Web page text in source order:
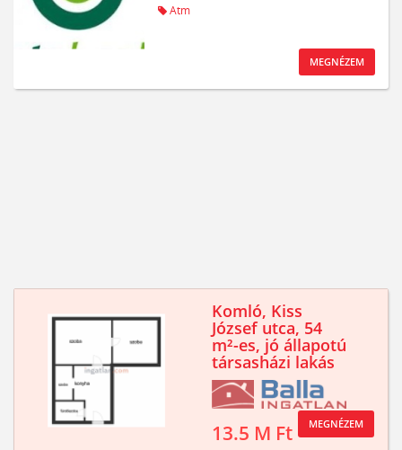
Atm
MEGNÉZEM
Komló, Kiss
József utca, 54
m²-es, jó állapotú
társasházi lakás
13.5 M Ft MEGNÉZEM